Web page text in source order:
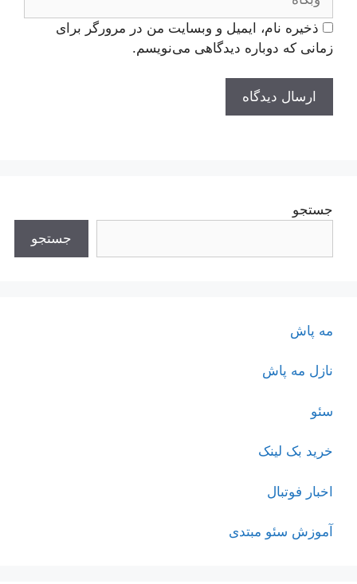
ذخیره نام، ایمیل و وبسایت من در مرورگر برای
زمانی که دوباره دیدگاهی می‌نویسم.
جستجو
جستجو
مه پاش
نازل مه پاش
سئو
خرید بک لینک
اخبار فوتبال
آموزش سئو مبتدی